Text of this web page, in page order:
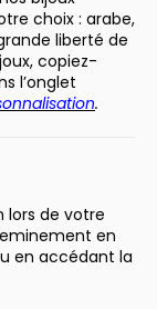
choix : arabe,
liberté de
copiez-
l’onglet
.
lors de votre
en
en accédant la